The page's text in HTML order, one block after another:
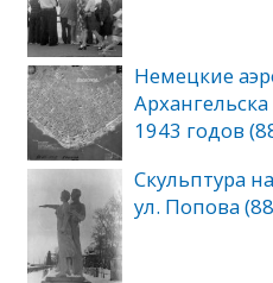
Немецкие
1943 годов
Скульптура
ул. Попова